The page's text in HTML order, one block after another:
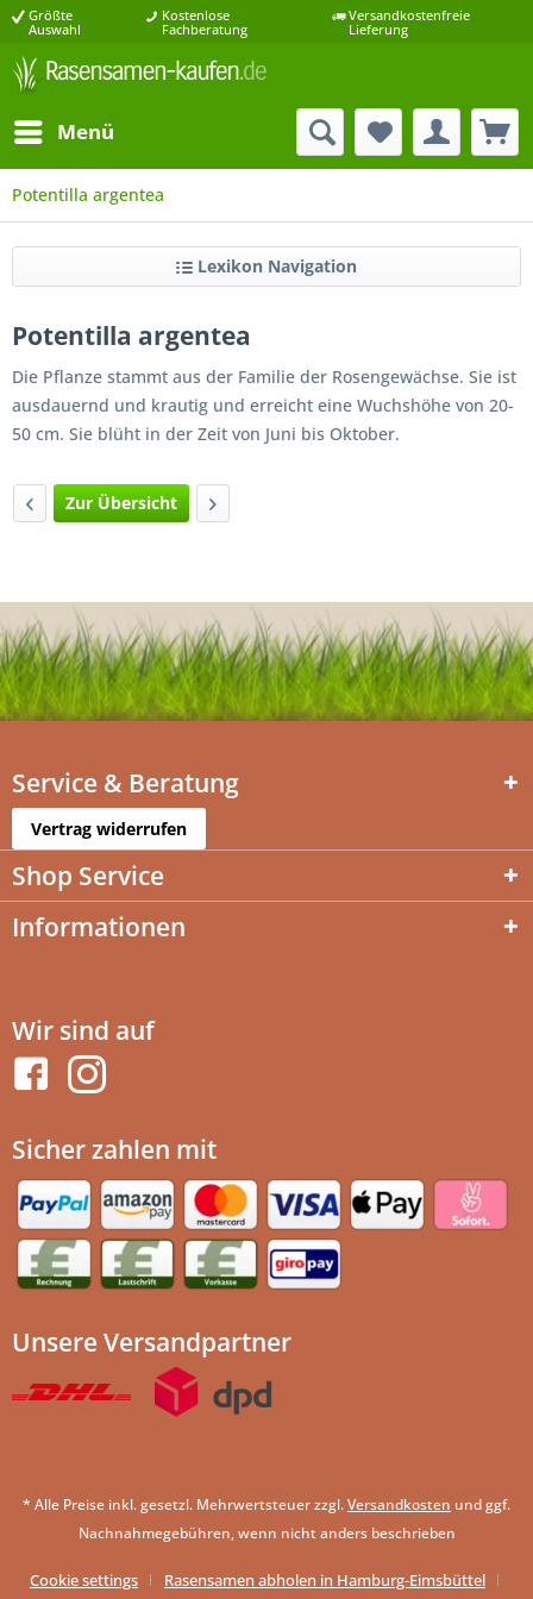
Größte
Auswahl
Kostenlose
Fachberatung
Versandkostenfreie
Lieferung
Menü
Potentilla argentea
Lexikon Navigation
Potentilla argentea
Die Pflanze stammt aus der Familie der Rosengewächse. Sie ist
ausdauernd und krautig und erreicht eine Wuchshöhe von 20-
50 cm. Sie blüht in der Zeit von Juni bis Oktober.
Zur Übersicht
Service & Beratung
Vertrag widerrufen
Shop Service
Informationen
Wir sind auf
Sicher zahlen mit
Unsere Versandpartner
* Alle Preise inkl. gesetzl. Mehrwertsteuer zzgl.Versandkosten und ggf.
Nachnahmegebühren, wenn nicht anders beschrieben
Cookie settings Rasensamen abholen in Hamburg-Eimsbüttel